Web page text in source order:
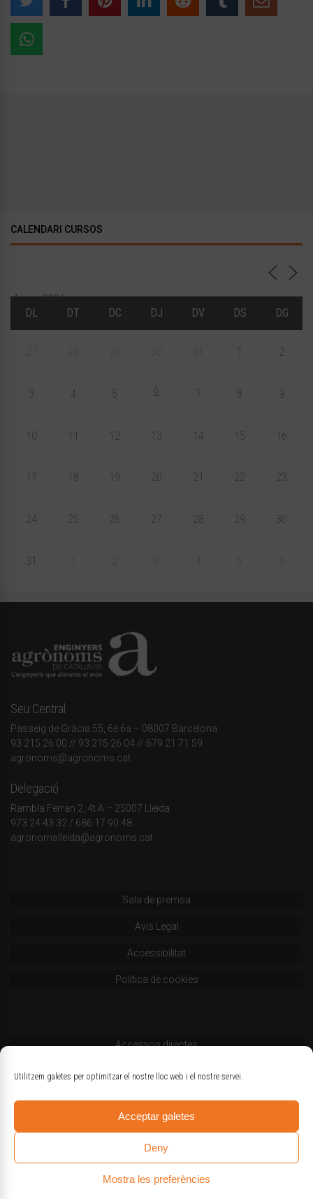
Utilitzem galetes per optimitzar el nostre lloc web i el nostre servei.
Acceptar galetes
Deny
Mostra les preferències
CALENDARI CURSOS
Agost 2026
DL
DT DC DJ DV DS DG
1 2
3 4 5 6 7 8 9
10 11 12 13 14 15 16
17 18 19 20 21 22 23
24 25 26 27 28 29 30
31
Seu Central
Passeig de Gràcia 55, 6è 6a – 08007 Barcelona
93 215 26 00 // 93 215 26 04 // 679 21 71 59
agronoms@agronoms.cat
Delegació
Rambla Ferran 2, 4t A – 25007 Lleida
973 24 43 32 / 686 17 90 48
agronomslleida@agronoms.cat
Sala de premsa
Avís Legal
Accessibilitat
Política de cookies
Accessos directes
Codi deontològic
Estatuts
Logotips oficials